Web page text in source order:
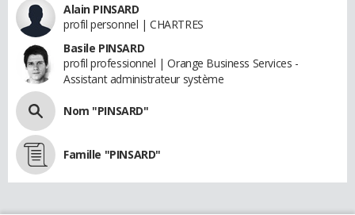
Alain PINSARD
profil personnel | CHARTRES
Basile PINSARD
profil professionnel | Orange Business Services -
Assistant administrateur système
Nom "PINSARD"
Famille "PINSARD"